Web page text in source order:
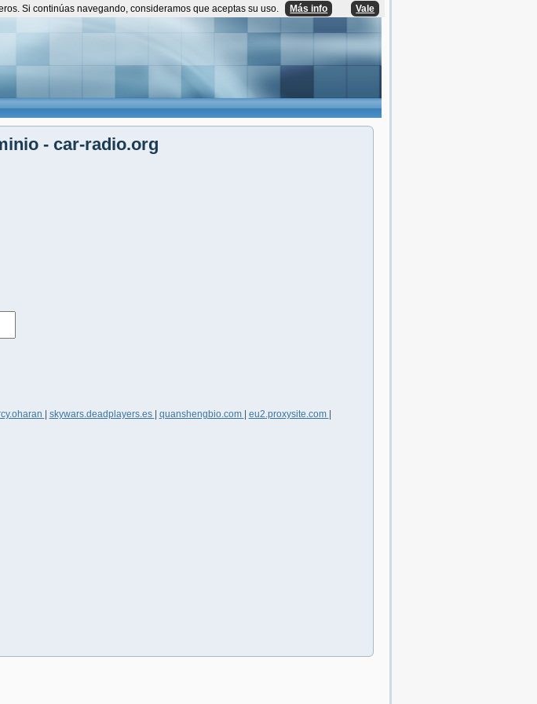
- car-radio.org
skywars.deadplayers.es quanshengbio.com eu2.proxysite.com
Si continúas navegando, consideramos que aceptas su uso. Más info Vale